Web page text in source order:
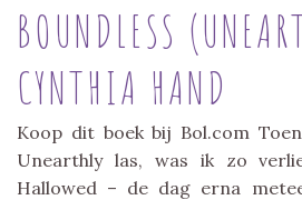
BOUNDLESS
CYNTHIA HAND
Koop dit boek bij Bol.com
Unearthly las, was ik zo
Hallowed – de dag erna